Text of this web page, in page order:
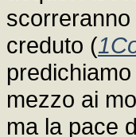
creduto (
mezzo ai
ma la pace